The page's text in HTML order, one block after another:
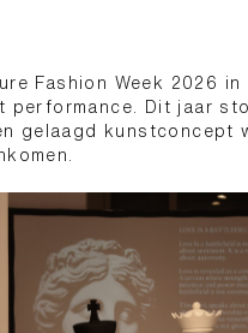
Fashion Week 2026
performance. Dit jaar
gelaagd kunstconcept